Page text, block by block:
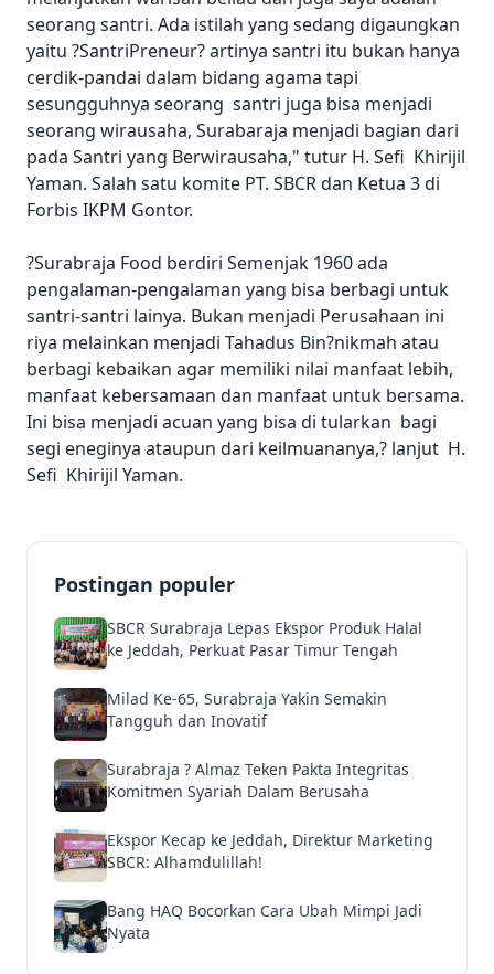
seorang santri. Ada istilah yang sedang digaungkan
yaitu ?SantriPreneur? artinya santri itu bukan hanya
cerdik-pandai dalam bidang agama tapi
sesungguhnya seorang santri juga bisa menjadi
seorang wirausaha, Surabaraja menjadi bagian dari
pada Santri yang Berwirausaha," tutur H. Sefi Khirijil
Yaman. Salah satu komite PT. SBCR dan Ketua 3 di
Forbis IKPM Gontor.
?Surabraja Food berdiri Semenjak 1960 ada
pengalaman-pengalaman yang bisa berbagi untuk
santri-santri lainya. Bukan menjadi Perusahaan ini
riya melainkan menjadi Tahadus Bin?nikmah atau
berbagi kebaikan agar memiliki nilai manfaat lebih,
manfaat kebersamaan dan manfaat untuk bersama.
Ini bisa menjadi acuan yang bisa di tularkan bagi
segi eneginya ataupun dari keilmuananya,? lanjut H.
Sefi Khirijil Yaman.
Postingan populer
SBCR Surabraja Lepas Ekspor Produk Halal
ke Jeddah, Perkuat Pasar Timur Tengah
Milad Ke-65, Surabraja Yakin Semakin
Tangguh dan Inovatif
Surabraja ? Almaz Teken Pakta Integritas
Komitmen Syariah Dalam Berusaha
Ekspor Kecap ke Jeddah, Direktur Marketing
SBCR: Alhamdulillah!
Bang HAQ Bocorkan Cara Ubah Mimpi Jadi
Nyata